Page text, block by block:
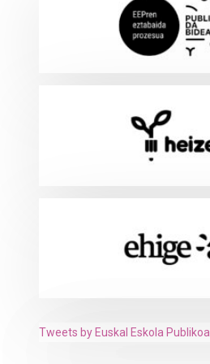
Tweets by Euskal Eskola Publikoa